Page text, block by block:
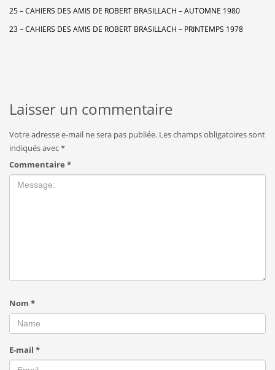
25 – CAHIERS DES AMIS DE ROBERT BRASILLACH – AUTOMNE 1980
23 – CAHIERS DES AMIS DE ROBERT BRASILLACH – PRINTEMPS 1978
Laisser un commentaire
Votre adresse e-mail ne sera pas publiée. Les champs obligatoires sont
indiqués avec*
Commentaire *
Nom *
E-mail *